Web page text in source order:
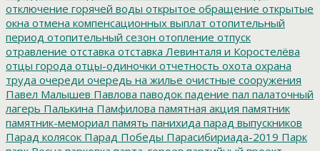
отключение горячей воды открытое обращение открытые
окна отмена компенсационных выплат отопительный
период отопительный сезон отопление отпуск
отравление отставка отставка Левинталя и Коростелёва
отцы города отцы-одиночки отчетность охота охрана
труда очереди очередь на жилье очистные сооружения
Павел Малышев Павлова паводок падение пал палаточный
лагерь Палькина Памфилова памятная акция памятник
памятник-мемориал память панихида парад выпускников
Парад колясок Парад Победы Парасибириада-2019 Парк